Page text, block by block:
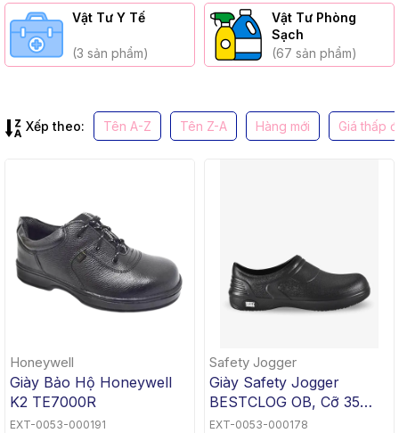
Vật Tư Y Tế
(3 sản phẩm)
Vật Tư Phòng
Sạch
(67 sản phẩm)
Xếp theo: Tên A-Z Tên Z-A Hàng mới Giá thấp
Honeywell
Giày Bảo Hộ Honeywell
K2 TE7000R
EXT-0053-000191
Safety Jogger
Giày Safety Jogger
BESTCLOG OB, Cỡ 35
Đến 47
EXT-0053-000178